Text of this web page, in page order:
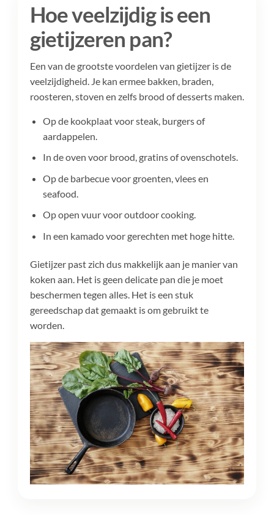
Hoe veelzijdig is een
gietijzeren pan?
Een van de grootste voordelen van gietijzer is de
veelzijdigheid. Je kan ermee bakken, braden,
roosteren, stoven en zelfs brood of desserts maken.
Op de kookplaat voor steak, burgers of
aardappelen.
In de oven voor brood, gratins of ovenschotels.
Op de barbecue voor groenten, vlees en
seafood.
Op open vuur voor outdoor cooking.
In een kamado voor gerechten met hoge hitte.
Gietijzer past zich dus makkelijk aan je manier van
koken aan. Het is geen delicate pan die je moet
beschermen tegen alles. Het is een stuk
gereedschap dat gemaakt is om gebruikt te
worden.